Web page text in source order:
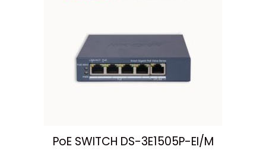
PoE SWITCH DS-3E1505P-EI/M